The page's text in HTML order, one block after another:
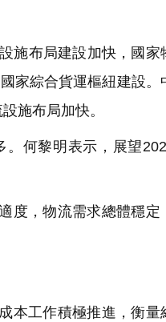
施布局建設加快，國家
家綜合貨運樞紐建設。
施布局加快。
何黎明表示，展望
度，物流需求總體穩定
本工作積極推進，衡量